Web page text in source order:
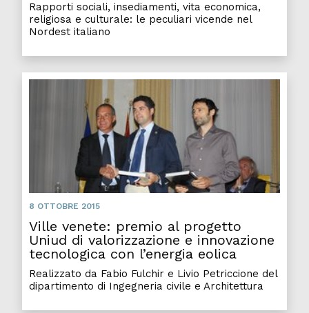
Rapporti sociali, insediamenti, vita economica,
religiosa e culturale: le peculiari vicende nel
Nordest italiano
8 OTTOBRE 2015
Ville venete: premio al progetto
Uniud di valorizzazione e innovazione
tecnologica con l’energia eolica
Realizzato da Fabio Fulchir e Livio Petriccione del
dipartimento di Ingegneria civile e Architettura